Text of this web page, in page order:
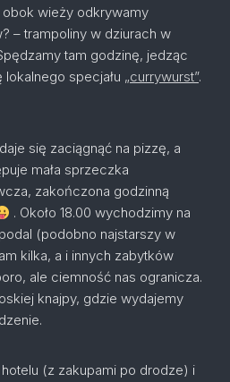
obok wieży odkrywamy
– trampoliny w dziurach w
tam godzinę, jedząc
specjału „currywurst”.
się zaciągnąć na pizzę, a
mała sprzeczka
zakończona godzinną
. Około 18.00 wychodzimy na
(podobno najstarszy w
kilka, a i innych zabytków
ale ciemność nas ogranicza.
knajpy, gdzie wydajemy
(z zakupami po drodze) i